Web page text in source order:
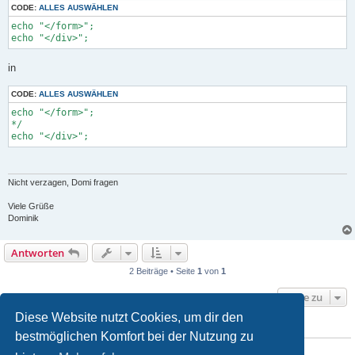
Diese Website nutzt Cookies, um dir den
bestmöglichen Komfort bei der Nutzung zu
CODE: ALLES AUSWÄHLEN
echo "</form>";
echo "</div>";
in
CODE: ALLES AUSWÄHLEN
echo "</form>";
*/
echo "</div>";
Nicht verzagen, Domi fragen
Viele Grüße
Dominik
Antworten
2 Beiträge • Seite 1 von 1
Gehe zu
WER IST ONLINE?
Mitglieder in diesem Forum: 0 Mitglieder und 1 Gast